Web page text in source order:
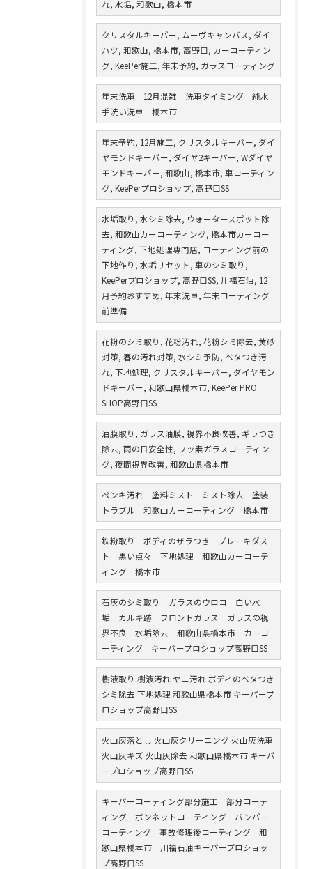
れ, 水垢, 和歌山, 橋本市
クリスタルキーパー, ムーヴキャンバス, ダイ
ハツ, 和歌山, 橋本市, 高野口, カーコーティン
グ, KeePer施工, 年末予約, ガラスコーティング
年末洗車 12月混雑 洗車タイミング 純水
手洗い洗車 橋本市
年末予約, 12月施工, クリスタルキーパー, ダイ
ヤモンドキーパー, ダイヤ2キーパー, Wダイヤ
モンドキーパー, 和歌山, 橋本市, 車コーティン
グ, KeePerプロショップ, 高野口SS
水垢取り, 水シミ除去, ウォータースポット除
去, 和歌山カーコーティング, 橋本市カーコー
ティング, 下地処理専門店, コーティング前の
下地作り, 水垢リセット, 車のシミ取り,
KeePerプロショップ, 高野口SS, 川福石油, 12
月予約おすすめ, 年末洗車, 年末コーティング
前準備
花粉のシミ取り, 花粉汚れ, 花粉シミ除去, 黄砂
対策, 春の汚れ対策, 水シミ予防, ベタつき汚
れ, 下地処理, クリスタルキーパー, ダイヤモン
ドキーパー, 和歌山県橋本市, KeePer PRO
SHOP高野口SS
油膜取り, ガラス油膜, 視界不良改善, ギラつき
除去, 雨の日安全性, フッ素ガラスコーティン
グ, 夜間視界改善, 和歌山県橋本市
ペンキ汚れ 塗料ミスト ミスト除去 塗装
トラブル 和歌山カーコーティング 橋本市
鉄粉取り ボディのザラつき ブレーキダス
ト 黒い点々 下地処理 和歌山カーコーテ
ィング 橋本市
石灰のシミ取り ガラスのウロコ 白い水
垢 カルキ跡 フロントガラス ガラスの視
界不良 水垢除去 和歌山県橋本市 カーコ
ーティング キーパープロショップ高野口SS
樹液取り 樹液汚れ ヤニ汚れ ボディのベタつき
シミ除去 下地処理 和歌山県橋本市 キーパープ
ロショップ高野口SS
火山灰落とし 火山灰クリーニング 火山灰洗車
火山灰キズ 火山灰除去 和歌山県橋本市 キーパ
ープロショップ高野口SS
キーパーコーティング部分施工 部分コーテ
ィング ボンネットコーティング バンパー
コーティング 事故修理後コーティング 和
歌山県橋本市 川福石油キーパープロショッ
プ高野口SS